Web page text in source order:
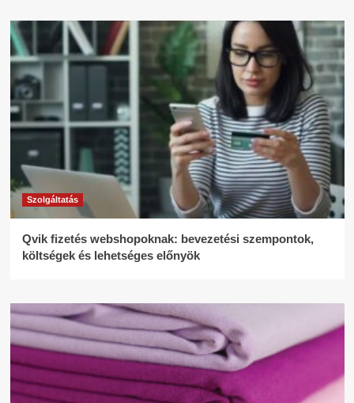
Szolgáltatás
Qvik fizetés webshopoknak: bevezetési szempontok,
költségek és lehetséges előnyök